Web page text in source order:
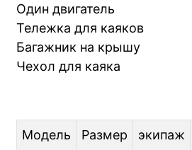
Один двигатель
Тележка для каяков
Багажник на крышу
Чехол для каяка
Модель Размер экипаж